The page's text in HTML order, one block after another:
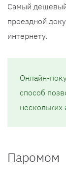
Самый
проездной
интернету.
Онлайн-
способ
нескольких
Паромом